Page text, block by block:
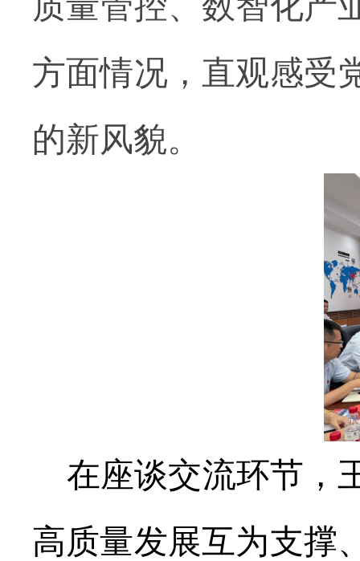
方面情况，直观感受
的新风貌。
在座谈交流环节，
高质量发展互为支撑